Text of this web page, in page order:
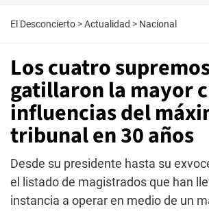
El Desconcierto >Actualidad > Nacional
Los cuatro
gatillaron la mayor
influencias del
tribunal en 30 años
Desde su presidente hasta su
el listado de magistrados que han
instancia a operar en medio de un